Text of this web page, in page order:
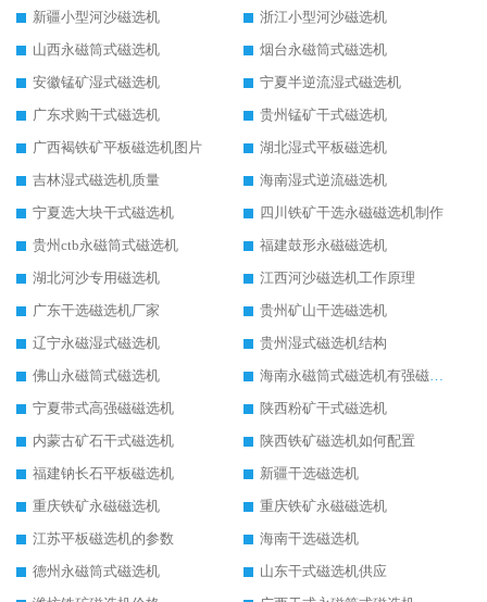
新疆小型河沙磁选机
浙江小型河沙磁选机
山西永磁筒式磁选机
烟台永磁筒式磁选机
安徽锰矿湿式磁选机
宁夏半逆流湿式磁选机
广东求购干式磁选机
贵州锰矿干式磁选机
广西褐铁矿平板磁选机图片
湖北湿式平板磁选机
吉林湿式磁选机质量
海南湿式逆流磁选机
宁夏选大块干式磁选机
四川铁矿干选永磁磁选机制作
贵州ctb永磁筒式磁选机
福建鼓形永磁磁选机
湖北河沙专用磁选机
江西河沙磁选机工作原理
广东干选磁选机厂家
贵州矿山干选磁选机
辽宁永磁湿式磁选机
贵州湿式磁选机结构
佛山永磁筒式磁选机
海南永磁筒式磁选机有强磁的吗
宁夏带式高强磁磁选机
陕西粉矿干式磁选机
内蒙古矿石干式磁选机
陕西铁矿磁选机如何配置
福建钠长石平板磁选机
新疆干选磁选机
重庆铁矿永磁磁选机
重庆铁矿永磁磁选机
江苏平板磁选机的参数
海南干选磁选机
德州永磁筒式磁选机
山东干式磁选机供应